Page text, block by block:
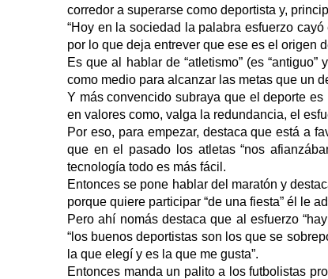
corredor a superarse como deportista y,
“Hoy en la sociedad la palabra esfuerzo
por lo que deja entrever que ese es el origen
Es que al hablar de “atletismo” (es
como medio para alcanzar las metas que un
Y más convencido subraya que el deporte
en valores como, valga la redundancia, el
Por eso, para empezar, destaca que está a
que en el pasado los atletas “nos
tecnología todo es más fácil.
Entonces se pone hablar del maratón y
porque quiere participar “de una fiesta” él le
Pero ahí nomás destaca que al esfuerzo
“los buenos deportistas son los que se
la que elegí y es la que me gusta”.
Entonces manda un palito a los futbolistas